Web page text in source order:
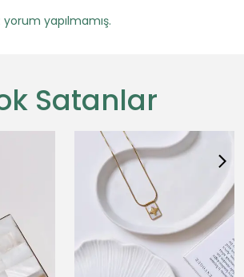
yapılmamış.
Satanlar